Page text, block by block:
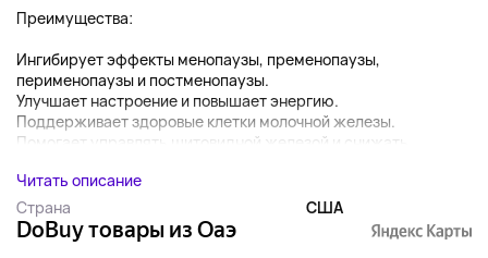
Преимущества:
Ингибирует эффекты менопаузы, пременопаузы,
перименопаузы и постменопаузы.
Улучшает настроение и повышает энергию.
Поддерживает здоровые клетки молочной железы.
Помогает управлять щитовидной железой и снижать...
Читать описание
Страна
США